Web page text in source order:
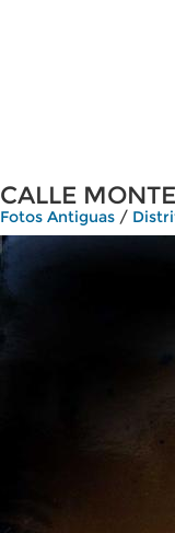
CALLE
Fotos Antiguas /